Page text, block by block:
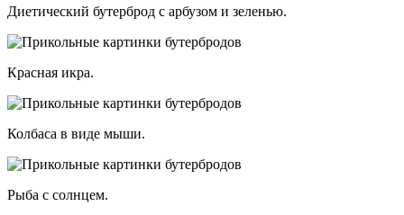
Диетический бутерброд с арбузом и зеленью.
Красная икра.
Колбаса в виде мыши.
Рыба с солнцем.